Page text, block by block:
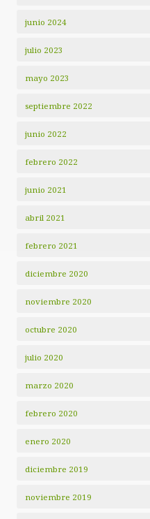
junio 2024
julio 2023
mayo 2023
septiembre 2022
junio 2022
febrero 2022
junio 2021
abril 2021
febrero 2021
diciembre 2020
noviembre 2020
octubre 2020
julio 2020
marzo 2020
febrero 2020
enero 2020
diciembre 2019
noviembre 2019